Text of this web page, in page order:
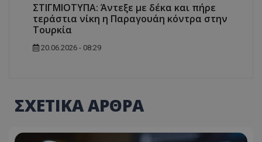
ΣΤΙΓΜΙΟΤΥΠΑ: Άντεξε με δέκα και πήρε
τεράστια νίκη η Παραγουάη κόντρα στην
Τουρκία
20.06.2026 - 08:29
ΣΧΕΤΙΚΑ ΑΡΘΡΑ